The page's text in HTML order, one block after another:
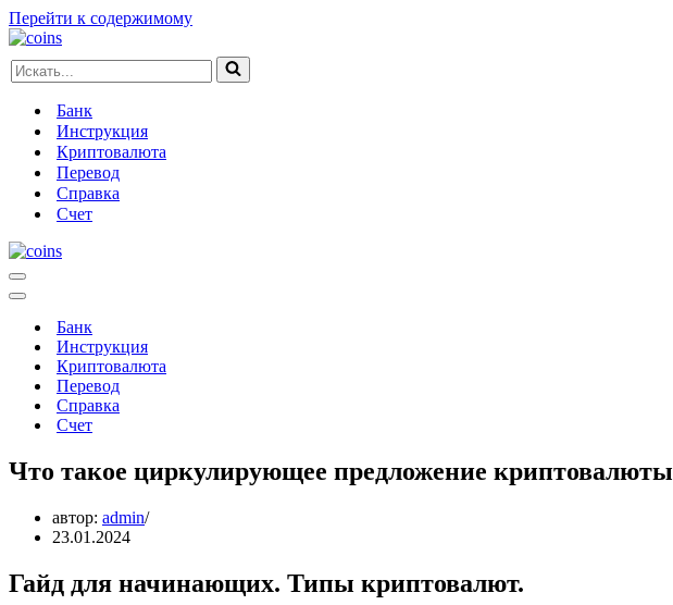
Перейти к содержимому
Искать...
Банк
Инструкция
Криптовалюта
Перевод
Справка
Счет
Меню
навигации
Меню
навигацииБанк
Инструкция
Криптовалюта
Перевод
Справка
Счет
Что такое циркулирующее предложение криптовалюты
автор: admin
23.01.2024
Гайд для начинающих. Типы криптовалют.